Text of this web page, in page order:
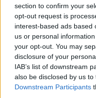
section to confirm your
opt-out request is
interest-based ads based
us or personal
your opt-out. You may
disclosure of your
IAB’s list of downstream
also be disclosed by us
Downstream Participants
Σύμφωνα με μια
απασχόλησης
λιγότερες ώρες την
χρόνια. Οι μέσοι
2019, όταν οι